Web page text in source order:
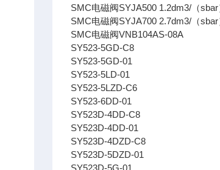
SMC电磁阀SYJA500 1.2dm3/（sbar
SMC电磁阀SYJA700 2.7dm3/（sbar
SMC电磁阀VNB104AS-08A
SY523-5GD-C8
SY523-5GD-01
SY523-5LD-01
SY523-5LZD-C6
SY523-6DD-01
SY523D-4DD-C8
SY523D-4DD-01
SY523D-4DZD-C8
SY523D-5DZD-01
SY523D-5G-01